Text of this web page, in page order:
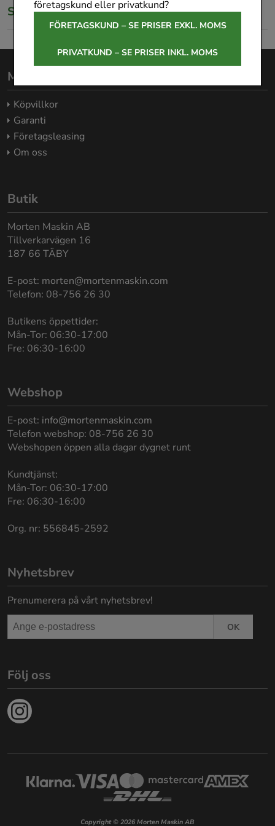
företagskund eller privatkund?
FÖRETAGSKUND – SE PRISER EXKL. MOMS
PRIVATKUND – SE PRISER INKL. MOMS
Specifikationer
Morten Maskin AB
Köpvillkor
Garanti
Företagsleasing
Om oss
Butik
Morten Maskin AB
Tillverkarvägen 16
187 66 TÄBY
E-post: morten@mortenmaskin.com
Telefon: 08-756 26 30
Butikens öppettider:
Mån-Tor: 06:30-17:00
Fre: 06:30-16:00
Webshop
E-post: info@mortenmaskin.com
Telefon webshop: 08-756 26 30
Webshopen öppen alla dagar dygnet runt
Kundtjänst:
Mån-Tor: 06:30-17:00
Fre: 06:30-16:00
Org. nr: 556845-2592
Nyhetsbrev
Prenumerera på vårt nyhetsbrev!
OK
Följ oss
Copyright © 2026 Morten Maskin AB